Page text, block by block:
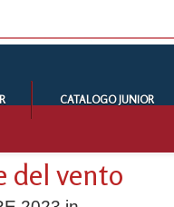
CATALOGO JUNIOR
del vento